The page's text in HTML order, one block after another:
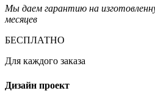
Мы даем гарантию на
месяцев
БЕСПЛАТНО
Для каждого заказа
Дизайн проект